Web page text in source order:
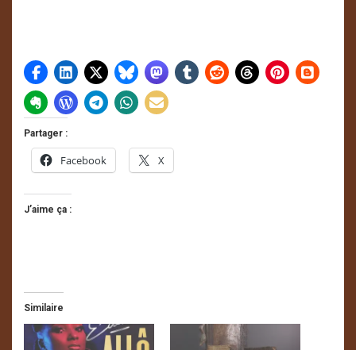
Partager :
Facebook X
J’aime ça :
Similaire